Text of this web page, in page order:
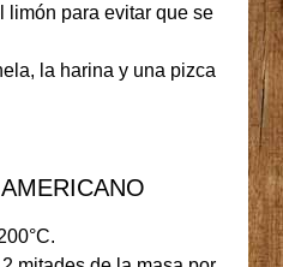
limón para evitar que se
la harina y una pizca